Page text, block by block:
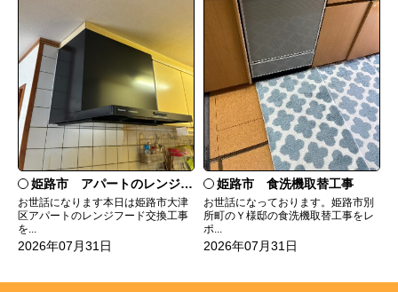
姫路市 アパートのレンジフード交換
お世話になります本日は姫路市大津
区アパートのレンジフード交換工事
を...
2026年07月31日
姫路市 食洗機取替工事
お世話になっております。姫路市別
所町のＹ様邸の食洗機取替工事をレ
ポ...
2026年07月31日